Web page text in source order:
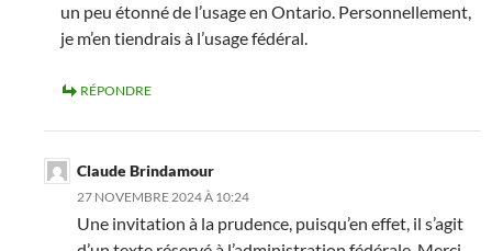
un peu étonné de l’usage en Ontario. Personnellement,
je m’en tiendrais à l’usage fédéral.
RÉPONDRE
Claude Brindamour
27 NOVEMBRE 2024 À 10:24
Une invitation à la prudence, puisqu’en effet, il s’agit